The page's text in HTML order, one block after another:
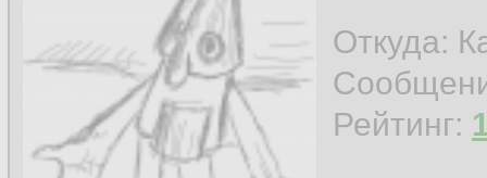
Откуда:
Рейтинг: